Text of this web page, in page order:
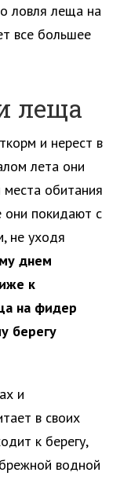
ловля леща на
все большее
леща
и нерест в
лета они
обитания
они покидают с
не уходя
днем
к
на фидер
берегу
и
в своих
к берегу,
водной